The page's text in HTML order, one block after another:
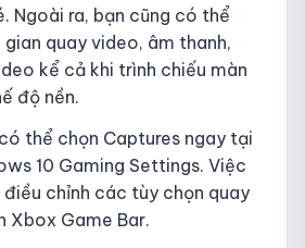
Ngoài ra, bạn cũng có thể
quay video, âm thanh,
kể cả khi trình chiếu màn
độ nền.
thể chọn Captures ngay tại
10 Gaming Settings. Việc
điều chỉnh các tùy chọn quay
Xbox Game Bar.